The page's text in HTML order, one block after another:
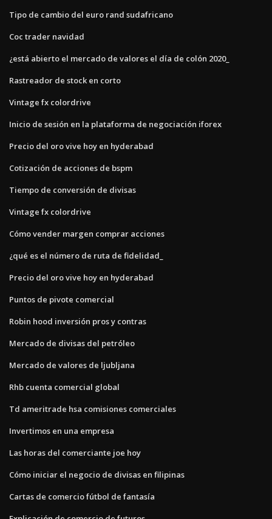
Tipo de cambio del euro rand sudafricano
Coc trader navidad
¿está abierto el mercado de valores el día de colón 2020_
Rastreador de stock en corto
Vintage fx colordrive
Inicio de sesión en la plataforma de negociación iforex
Precio del oro vive hoy en hyderabad
Cotización de acciones de bspm
Tiempo de conversión de divisas
Vintage fx colordrive
Cómo vender margen comprar acciones
¿qué es el número de ruta de fidelidad_
Precio del oro vive hoy en hyderabad
Puntos de pivote comercial
Robin hood inversión pros y contras
Mercado de divisas del petróleo
Mercado de valores de ljubljana
Rhb cuenta comercial global
Td ameritrade hsa comisiones comerciales
Invertimos en una empresa
Las horas del comerciante joe hoy
Cómo iniciar el negocio de divisas en filipinas
Cartas de comercio fútbol de fantasía